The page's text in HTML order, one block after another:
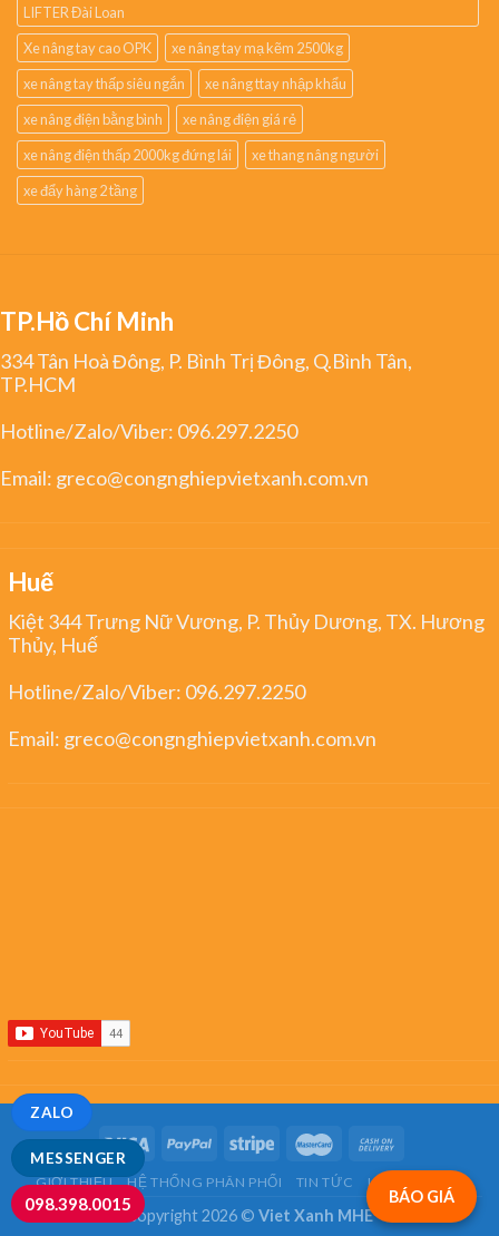
MESSENGER
ZALO
098.398.0015
LIFTER Đài Loan
Xe nâng tay cao OPK
xe nâng tay mạ kẽm 2500kg
xe nâng tay thấp siêu ngắn
xe nâng ttay nhập khẩu
xe nâng điện bằng bình
xe nâng điện giá rẻ
xe nâng điện thấp 2000kg đứng lái
xe thang nâng người
xe đẩy hàng 2 tầng
TP.Hồ Chí Minh
334 Tân Hoà Đông, P. Bình Trị Đông, Q.Bình Tân,
TP.HCM
Hotline/Zalo/Viber: 096.297.2250
Email: greco@congnghiepvietxanh.com.vn
Huế
Kiệt 344 Trưng Nữ Vương, P. Thủy Dương, TX. Hương
Thủy, Huế
Hotline/Zalo/Viber: 096.297.2250
Email: greco@congnghiepvietxanh.com.vn
BÁO GIÁ
GIỚI THIỆU HỆ THỐNG PHÂN PHỐI TIN TỨC LIÊN HỆ
Copyright 2026 © Viet Xanh MHE